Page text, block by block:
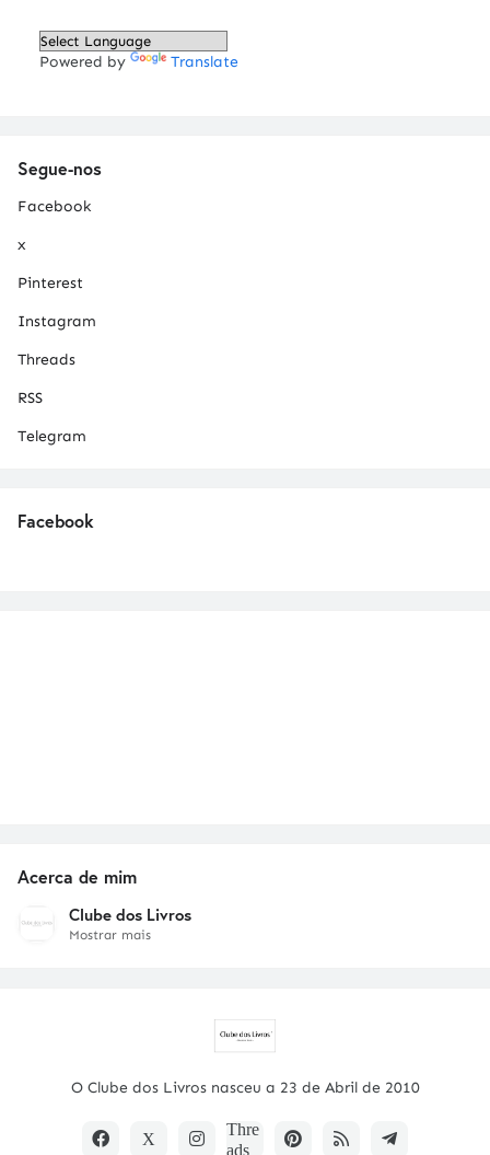
Powered by Translate
Segue-nos
Facebook
x
Pinterest
Instagram
Threads
RSS
Telegram
Facebook
Acerca de mim
Clube dos Livros
Mostrar mais
O Clube dos Livros nasceu a 23 de Abril de 2010